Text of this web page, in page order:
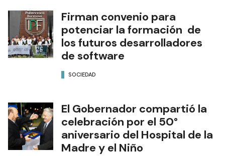
Firman convenio para
potenciar la formación de
los futuros desarrolladores
de software
SOCIEDAD
El Gobernador compartió la
celebración por el 50°
aniversario del Hospital de la
Madre y el Niño